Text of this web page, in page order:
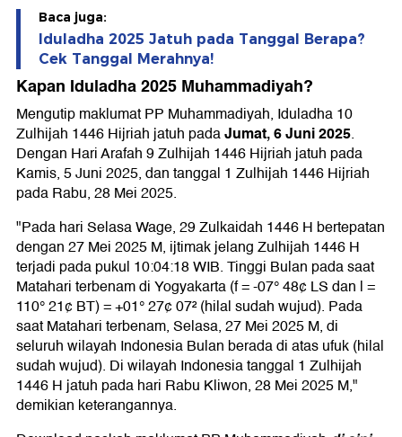
Baca juga:
Iduladha 2025 Jatuh pada Tanggal Berapa?
Cek Tanggal Merahnya!
Kapan Iduladha 2025 Muhammadiyah?
Mengutip maklumat PP Muhammadiyah, Iduladha 10
Zulhijah 1446 Hijriah jatuh padaJumat, 6 Juni 2025.
Dengan Hari Arafah 9 Zulhijah 1446 Hijriah jatuh pada
Kamis, 5 Juni 2025, dan tanggal 1 Zulhijah 1446 Hijriah
pada Rabu, 28 Mei 2025.
"Pada hari Selasa Wage, 29 Zulkaidah 1446 H bertepatan
dengan 27 Mei 2025 M, ijtimak jelang Zulhijah 1446 H
terjadi pada pukul 10:04:18 WIB. Tinggi Bulan pada saat
Matahari terbenam di Yogyakarta (f = -07° 48¢ LS dan l =
110° 21¢ BT) = +01° 27¢ 07² (hilal sudah wujud). Pada
saat Matahari terbenam, Selasa, 27 Mei 2025 M, di
seluruh wilayah Indonesia Bulan berada di atas ufuk (hilal
sudah wujud). Di wilayah Indonesia tanggal 1 Zulhijah
1446 H jatuh pada hari Rabu Kliwon, 28 Mei 2025 M,"
demikian keterangannya.